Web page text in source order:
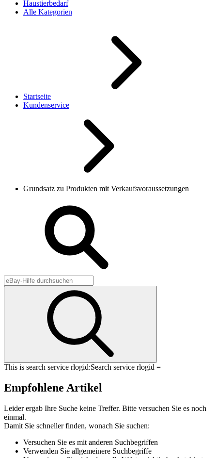
Haustierbedarf
Alle Kategorien
Startseite
Kundenservice
Grundsatz zu Produkten mit Verkaufsvoraussetzungen
This is search service rlogid:Search service rlogid =
Empfohlene Artikel
Leider ergab Ihre Suche keine Treffer. Bitte versuchen Sie es noch
einmal.
Damit Sie schneller finden, wonach Sie suchen:
Versuchen Sie es mit anderen Suchbegriffen
Verwenden Sie allgemeinere Suchbegriffe